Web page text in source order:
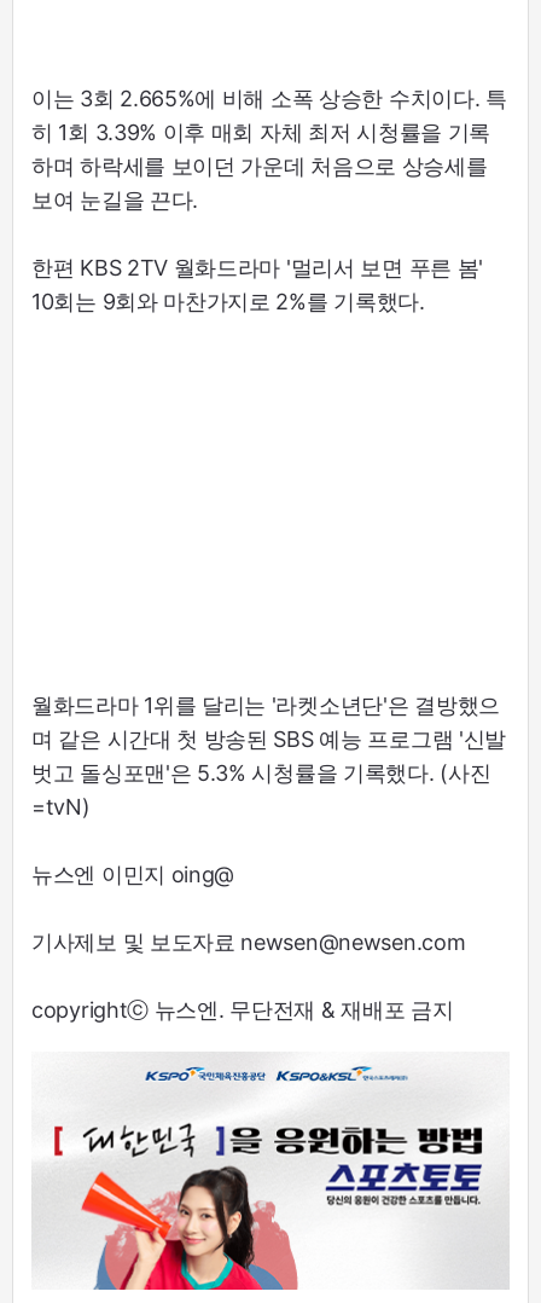
이는 3회 2.665%에 비해 소폭 상승한 수치이다. 특
히 1회 3.39% 이후 매회 자체 최저 시청률을 기록
하며 하락세를 보이던 가운데 처음으로 상승세를
보여 눈길을 끈다.
한편 KBS 2TV 월화드라마 '멀리서 보면 푸른 봄'
10회는 9회와 마찬가지로 2%를 기록했다.
월화드라마 1위를 달리는 '라켓소년단'은 결방했으
며 같은 시간대 첫 방송된 SBS 예능 프로그램 '신발
벗고 돌싱포맨'은 5.3% 시청률을 기록했다. (사진
=tvN)
뉴스엔 이민지 oing@
기사제보 및 보도자료 newsen@newsen.com
copyrightⓒ 뉴스엔. 무단전재 & 재배포 금지